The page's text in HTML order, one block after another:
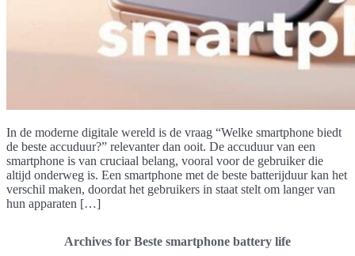
In de moderne digitale wereld is de vraag “Welke smartphone biedt
de beste accuduur?” relevanter dan ooit. De accuduur van een
smartphone is van cruciaal belang, vooral voor de gebruiker die
altijd onderweg is. Een smartphone met de beste batterijduur kan het
verschil maken, doordat het gebruikers in staat stelt om langer van
hun apparaten […]
Archives for Beste smartphone battery life